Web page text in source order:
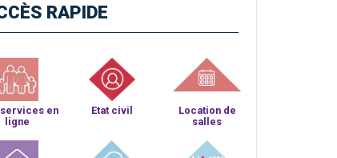
RAPIDE
en
ligne
Etat civil
Location de
salles